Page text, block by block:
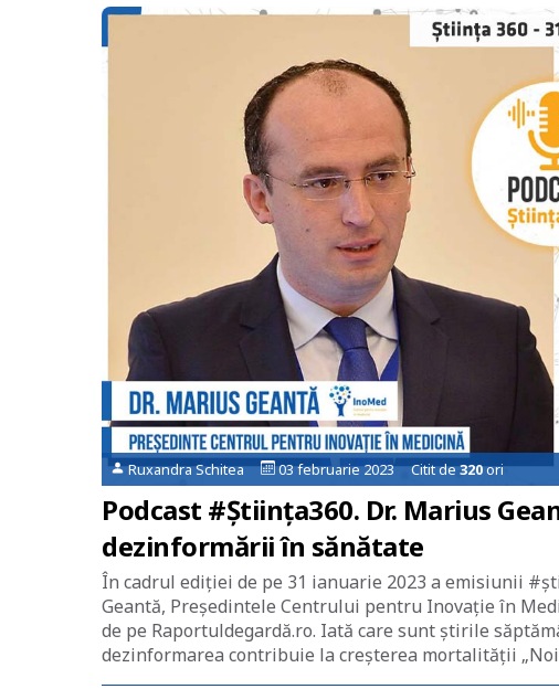
Ruxandra Schitea 03 februarie 2023 Citit de320ori
Podcast #Știința360. Dr. Marius
dezinformării în sănătate
În cadrul ediției de pe 31 ianuarie 2023 a emisiunii
Geantă, Președintele Centrului pentru Inovație în
de pe Raportuldegardă.ro. Iată care sunt știrile
dezinformarea contribuie la creșterea mortalității